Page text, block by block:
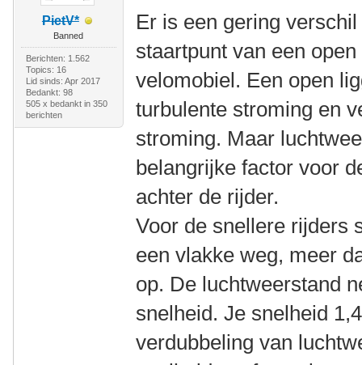
PietV*
Banned
Berichten: 1.562
Topics: 16
Lid sinds: Apr 2017
Bedankt: 98
505 x bedankt in 350
berichten
Er is een gering
staartpunt van een
velomobiel. Een open
turbulente stroming en
stroming. Maar
belangrijke factor voor
achter de rijder.
Voor de snellere rijders
een vlakke weg, meer
op. De luchtweerstand
snelheid. Je snelheid
verdubbeling van